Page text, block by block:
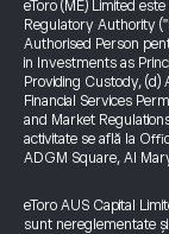
eToro (ME) Limited
Regulatory Authority
Authorised Person
in Investments as
Providing Custody, (d)
Financial Services
and Market
activitate se află la
ADGM Square, Al
eToro AUS Capital
sunt nereglementate